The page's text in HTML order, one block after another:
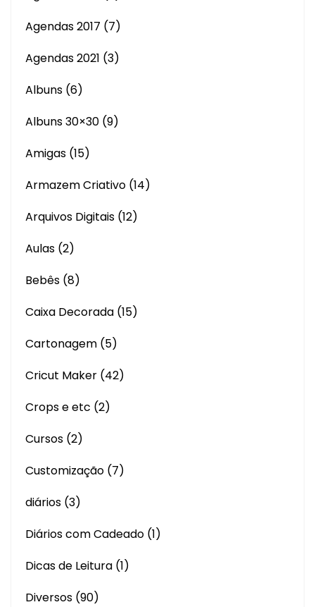
Agendas 2017 (7)
Agendas 2021 (3)
Albuns (6)
Albuns 30×30 (9)
Amigas (15)
Armazem Criativo (14)
Arquivos Digitais (12)
Aulas (2)
Bebês (8)
Caixa Decorada (15)
Cartonagem (5)
Cricut Maker (42)
Crops e etc (2)
Cursos (2)
Customização (7)
diários (3)
Diários com Cadeado (1)
Dicas de Leitura (1)
Diversos (90)